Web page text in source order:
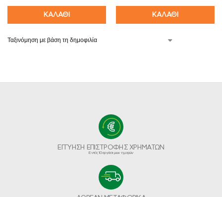
ΚΑΛΑΘΙ ΚΑΛΑΘΙ
ΕΓΓΥΗΣΗ ΕΠΙΣΤΡΟΦΗΣ ΧΡΗΜΑΤΩΝ
Εντός 10 εργάσιμων ημερών